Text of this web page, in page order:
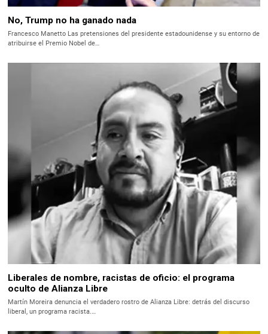
No, Trump no ha ganado nada
Francesco Manetto Las pretensiones del presidente estadounidense y su entorno de
atribuirse el Premio Nobel de…
Liberales de nombre, racistas de oficio: el programa
oculto de Alianza Libre
Martín Moreira denuncia el verdadero rostro de Alianza Libre: detrás del discurso
liberal, un programa racista.…